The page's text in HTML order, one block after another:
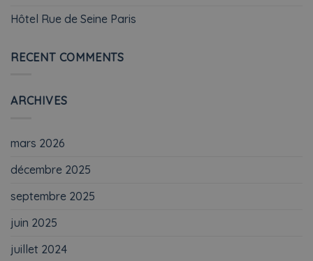
Hôtel Rue de Seine Paris
RECENT COMMENTS
ARCHIVES
mars 2026
décembre 2025
septembre 2025
juin 2025
juillet 2024